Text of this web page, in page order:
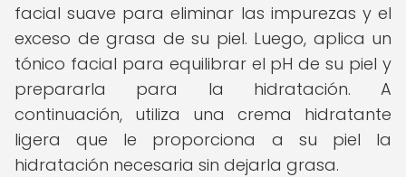
facial suave para eliminar las impurezas y el
exceso de grasa de su piel. Luego, aplica un
tónico facial para equilibrar el pH de su piel y
prepararla para la hidratación. A
continuación, utiliza una crema hidratante
ligera que le proporciona a su piel la
hidratación necesaria sin dejarla grasa.